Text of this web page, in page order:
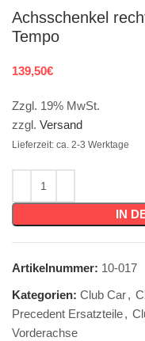
Achsschenkel
Tempo
139,50€
Zzgl. 19% MwSt.
zzgl. Versand
Lieferzeit: ca. 2-3 Werktage
IN
Artikelnummer: 10-017
Kategorien: Club Car,
Precedent Ersatzteile,
Vorderachse